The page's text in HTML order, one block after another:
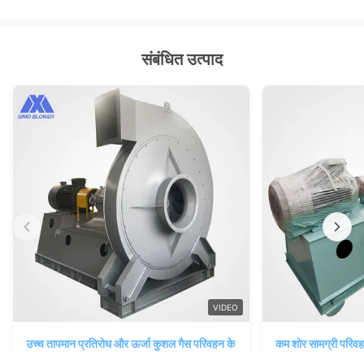
संबंधित उत्पाद
VIDEO
उच्च तापमान प्रतिरोध और ऊर्जा कुशल गैस परिवहन के
कम शोर सामग्री